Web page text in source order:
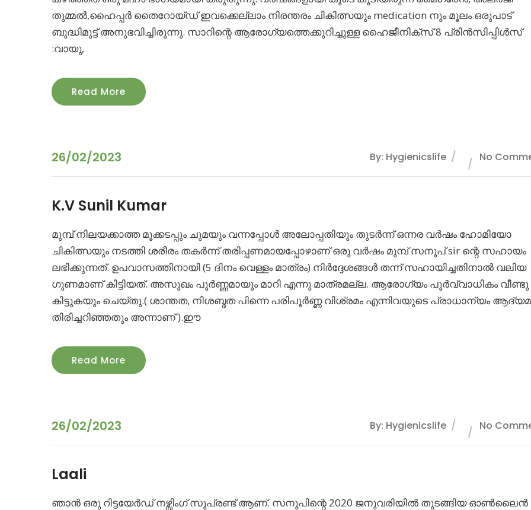
തുമ്മൽ,ഹൈപ്പർ തൈറോയ്ഡ് ഇവക്കെല്ലാം നിരന്തരം ചികിത്സയും medication നും മൂലം ഒരുപാട്
ബുദ്ധിമുട്ട് അനുഭവിച്ചിരുന്നു. സാറിന്റെ ആരോഗ്യത്തെക്കുറിച്ചുള്ള ഹൈജീനിക്സ് 8 പ്രിൻസിപ്പിൾസ്
:വായു,
Read More
26/02/2023 By: Hygienicslife No
K.V Sunil Kumar
മുമ്പ് നിലയക്കാത്ത മൂക്കടപ്പും ചുമയും വന്നപ്പോൾ അലോപ്പതിയും തുടർന്ന് ഒന്നര വർഷം ഹോമിയോ
ചികിത്സയും നടത്തി ശരീരം തകർന്ന് തരിപ്പണമായപ്പോഴാണ് ഒരു വർഷം മുമ്പ് സനൂപ് sir ന്റെ സഹായം
ലഭിക്കുന്നത്. ഉപവാസത്തിനായി (5 ദിനം വെള്ളം മാത്രം) നിർദ്ദേശങ്ങൾ തന്ന് സഹായിച്ചതിനാൽ വലിയ
ഗുണമാണ് കിട്ടിയത്. അസുഖം പൂർണ്ണമായും മാറി എന്നു മാത്രമല്ല. ആരോഗ്യം പൂർവ്വാധികം വീണ്ടു
കിട്ടുകയും ചെയ്തു.( ശാന്തത, നിശബ്ദത പിന്നെ പരിപൂർണ്ണ വിശ്രമം എന്നിവയുടെ പ്രാധാന്യം
തിരിച്ചറിഞ്ഞതും അന്നാണ് ).ഈ
Read More
26/02/2023 By: Hygienicslife No
Laali
ഞാൻ ഒരു റിട്ടയേർഡ് നഴ്സിംഗ് സൂപ്രണ്ട് ആണ്. സനൂപിന്റെ 2020 ജനുവരിയിൽ തുടങ്ങിയ ഓൺലൈൻ